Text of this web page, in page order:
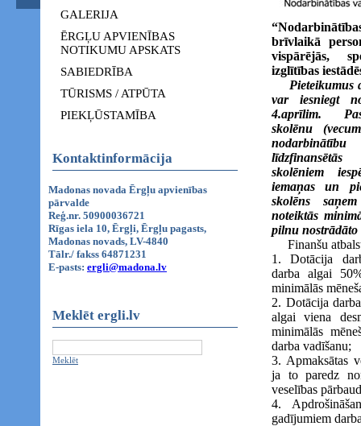
GALERIJA
ĒRGĻU APVIENĪBAS
NOTIKUMU APSKATS
SABIEDRĪBA
TŪRISMS / ATPŪTA
PIEKĻŪSTAMĪBA
Kontaktinformācija
Madonas novada Ērgļu apvienības
pārvalde
Reģ.nr. 50900036721
Rīgas iela 10, Ērgļi, Ērgļu pagasts,
Madonas novads, LV-4840
Tālr./ fakss 64871231
E-pasts: ergli@madona.lv
Meklēt ergli.lv
Meklēt
brīvlaikā
vispārējās,
izglītības
Pieteikumus
var iesniegt
4.aprīlim.
skolēnu
skolēniem
iemaņas un
skolēns
noteiktās
pilnu nostrādāto
Finanšu
1. Dotācija
darba algai
minimālās
2. Dotācija
algai viena
minimālās
darba vadīšanu;
3. Apmaksātas
ja to paredz
veselības
4.
gadījumiem